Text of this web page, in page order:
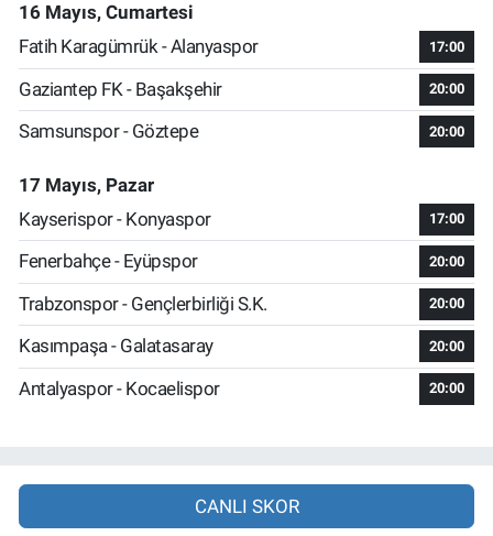
16 Mayıs, Cumartesi
Fatih Karagümrük - Alanyaspor
17:00
Gaziantep FK - Başakşehir 20:00
Samsunspor - Göztepe 20:00
17 Mayıs, Pazar
Kayserispor - Konyaspor
17:00
Fenerbahçe - Eyüpspor 20:00
Trabzonspor - Gençlerbirliği S.K. 20:00
Kasımpaşa - Galatasaray 20:00
Antalyaspor - Kocaelispor 20:00
CANLI SKOR